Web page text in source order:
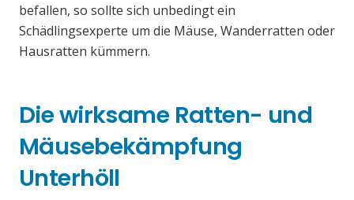
befallen, so sollte sich unbedingt ein
Schädlingsexperte um die Mäuse, Wanderratten oder
Hausratten kümmern.
Die wirksame Ratten- und
Mäusebekämpfung
Unterhöll